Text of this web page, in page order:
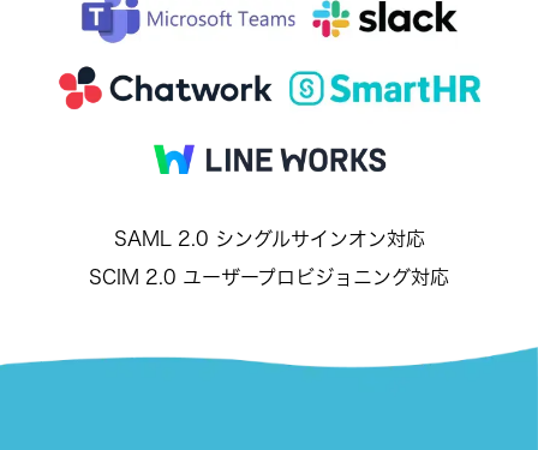
SAML 2.0 シングルサインオン対応
SCIM 2.0 ユーザープロビジョニング対応